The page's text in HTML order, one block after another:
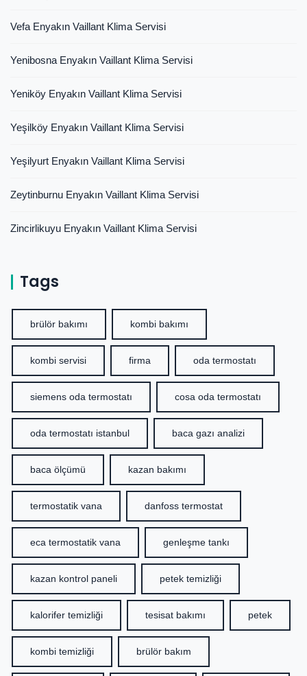
Vefa Enyakın Vaillant Klima Servisi
Yenibosna Enyakın Vaillant Klima Servisi
Yeniköy Enyakın Vaillant Klima Servisi
Yeşilköy Enyakın Vaillant Klima Servisi
Yeşilyurt Enyakın Vaillant Klima Servisi
Zeytinburnu Enyakın Vaillant Klima Servisi
Zincirlikuyu Enyakın Vaillant Klima Servisi
Tags
brülör bakımı kombi bakımı
kombi servisi firma oda termostatı
siemens oda termostatı cosa oda termostatı
oda termostatı istanbul baca gazı analizi
baca ölçümü kazan bakımı
termostatik vana danfoss termostat
eca termostatik vana genleşme tankı
kazan kontrol paneli petek temizliği
kalorifer temizliği tesisat bakımı petek
kombi temizliği brülör bakım